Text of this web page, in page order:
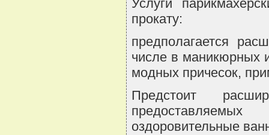
Услуги
прокату:
предполагается
числе в маникюрных
модных причесок,
Предстоит
оздоровительные